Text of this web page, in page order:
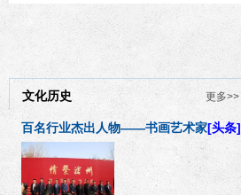
文化历史 更多>>
百名行业杰出人物——书画艺术家[头条]